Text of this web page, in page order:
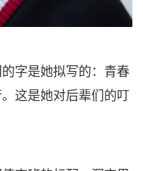
字是她拟写的：青春
这是她对后辈们的叮